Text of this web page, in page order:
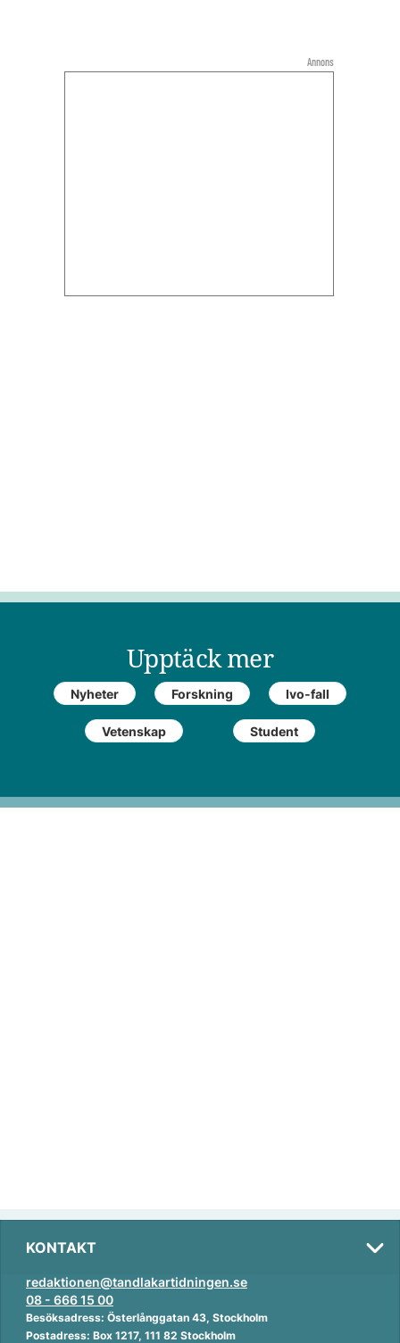
Upptäck mer
Nyheter Forskning Ivo-fall
Vetenskap Student
Annons
KONTAKT
redaktionen@tandlakartidningen.se
08 - 666 15 00
Besöksadress: Österlånggatan 43, Stockholm
Postadress: Box 1217, 111 82 Stockholm